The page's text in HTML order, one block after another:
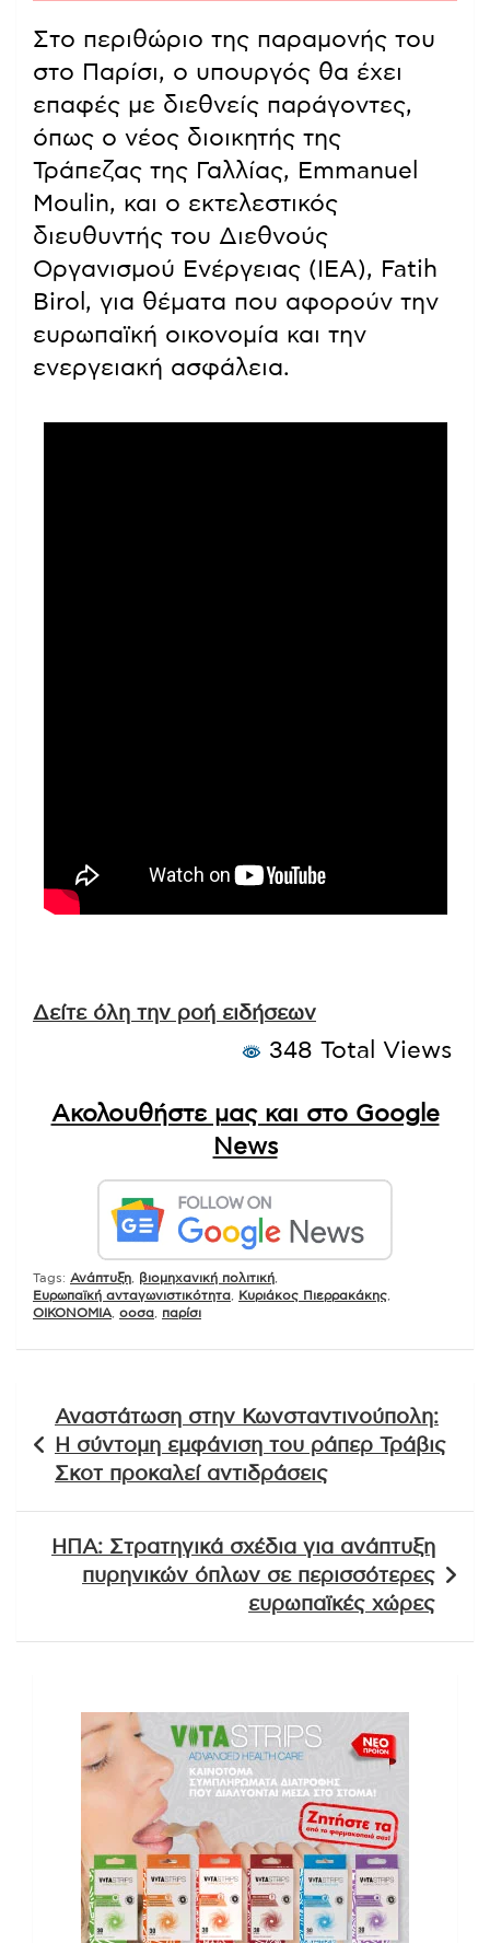
Στο περιθώριο της παραμονής του
στο Παρίσι, ο υπουργός θα έχει
επαφές με διεθνείς παράγοντες,
όπως ο νέος διοικητής της
Τράπεζας της Γαλλίας, Emmanuel
Moulin, και ο εκτελεστικός
διευθυντής του Διεθνούς
Οργανισμού Ενέργειας (IEA), Fatih
Birol, για θέματα που αφορούν την
ευρωπαϊκή οικονομία και την
ενεργειακή ασφάλεια.
Δείτε όλη την ροή ειδήσεων
348 Total Views
Ακολουθήστε μας και στο Google
News
Tags: Ανάπτυξη βιομηχανική πολιτική
Ευρωπαϊκή ανταγωνιστικότητα
Κυριάκος Πιερρακάκης
ΟΙΚΟΝΟΜΙΑ οοσα παρίσι
άρθρων
Αναστάτωση στην Κωνσταντινούπολη:
Η σύντομη εμφάνιση του ράπερ Τράβις
Σκοτ προκαλεί αντιδράσεις
ΗΠΑ: Στρατηγικά σχέδια για ανάπτυξη
πυρηνικών όπλων σε περισσότερες
ευρωπαϊκές χώρες